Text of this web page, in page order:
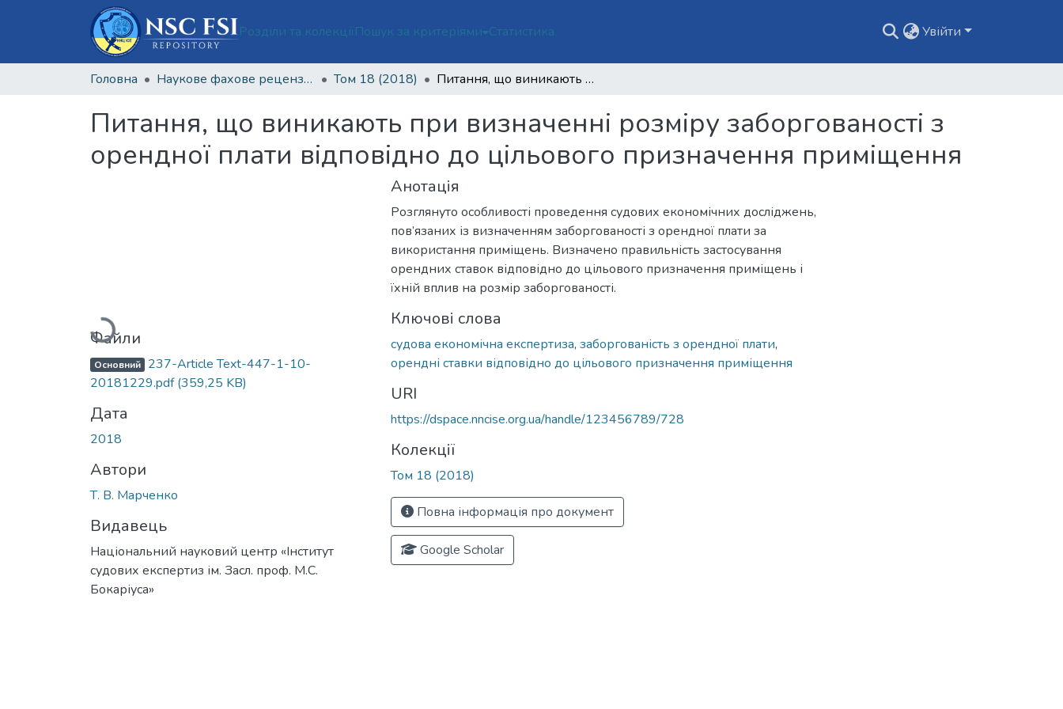
Розділи та колекціїПошук за критеріями Статистика Увійти
Головна Наукове фахове рецензоване видання відкритого доступу "Теорія та практика судової експертизи і криміналістики" Том 18 (2018) Питання, що виникають при визначенні розміру заборгованості з орендної плати відповідно до цільового призначення приміщення
Питання, що виникають при визначенні розміру заборгованості з
орендної плати відповідно до цільового призначення приміщення
Вантажиться...
Файли
Основний 237-Article Text-447-1-10-
20181229.pdf(359,25 KB)
Дата
2018
Автори
Т. В. Марченко
Видавець
Національний науковий центр «Інститут
судових експертиз ім. Засл. проф. М.С.
Бокаріуса»
Анотація
Розглянуто особливості проведення судових економічних досліджень,
пов’язаних із визначенням заборгованості з орендної плати за
використання приміщень. Визначено правильність застосування
орендних ставок відповідно до цільового призначення приміщень і
їхній вплив на розмір заборгованості.
Ключові слова
судова економічна експертиза, заборгованість з орендної плати,
орендні ставки відповідно до цільового призначення приміщення
URI
https://dspace.nncise.org.ua/handle/123456789/728
Колекції
Том 18 (2018)
Повна інформація про документ
Google Scholar